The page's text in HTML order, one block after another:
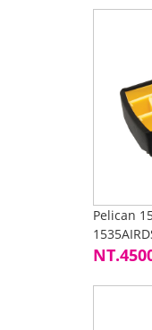
Pelican